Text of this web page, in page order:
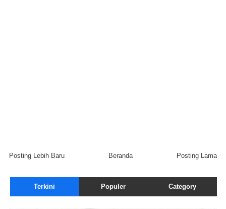
Posting Lebih Baru Posting Lama
Beranda
Terkini Populer Category